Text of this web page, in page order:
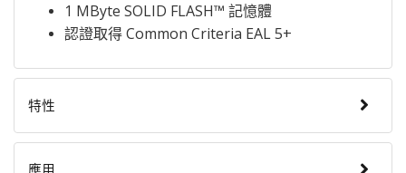
1 MByte SOLID FLASH™ 記憶體
認證取得 Common Criteria EAL 5+
特性
應用